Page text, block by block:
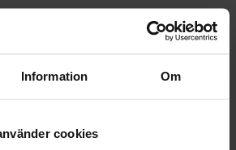
Information Om
cookies
köpte också